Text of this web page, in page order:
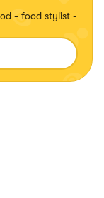
- food stylist -